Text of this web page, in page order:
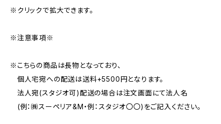
※クリックで拡大できます。
※注意事項※
※こちらの商品は長物となっており、
個人宅宛への配送は送料+5500円となります。
法人宛(スタジオ可)配送の場合は注文画面にて法人名
(例：㈱スーペリア&M・例：スタジオ〇〇)をご記入ください。